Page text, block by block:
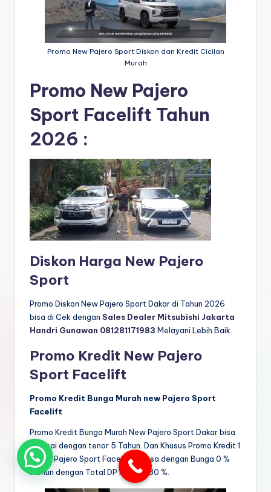
Promo New Pajero Sport Diskon dan Kredit Cicilan
Murah
Promo New Pajero
Sport Facelift Tahun
2026 :
Diskon Harga New Pajero
Sport
Promo Diskon New Pajero Sport Dakar di Tahun 2026
bisa di Cek dengan Sales Dealer Mitsubishi Jakarta
Handri Gunawan 081281171983 Melayani Lebih Baik.
Promo Kredit New Pajero
Sport Facelift
Promo Kredit Bunga Murah new Pajero Sport
Facelift
Promo Kredit Bunga Murah New Pajero Sport Dakar bisa
sampai dengan tenor 5 Tahun. Dan Khusus Promo Kredit 1
Tahun Pajero Sport Facelift ini bisa dengan Bunga 0 %
namun dengan Total DP Minimal 30 %.